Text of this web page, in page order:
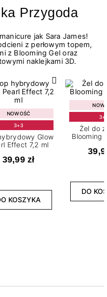
Przygoda
jak Sara James!
z perłowym topem,
z Blooming Gel oraz
naklejkami 3D.
NOWOŚĆ
3+3
Glow
Effect 7,2 ml
39,99 zł
KOSZYKA
Żel do
Blooming
DO